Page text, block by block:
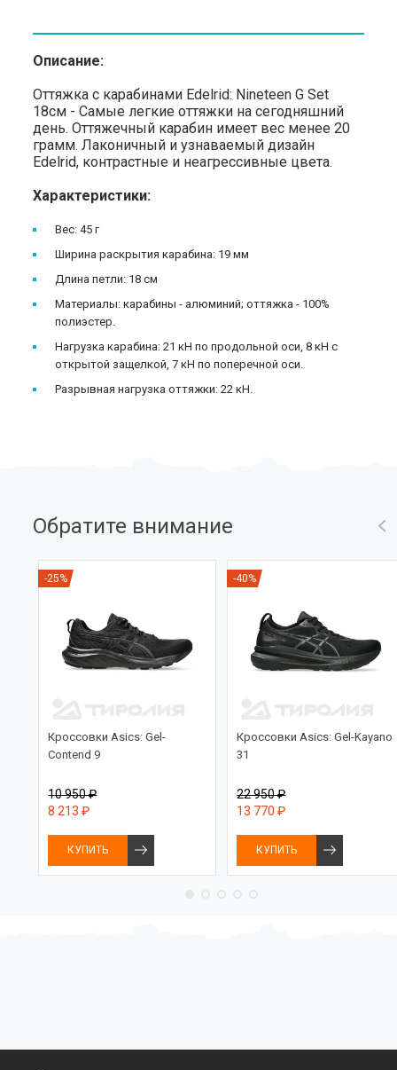
Описание:
Оттяжка с карабинами Edelrid: Nineteen G Set
18см - Самые легкие оттяжки на сегодняшний
день. Оттяжечный карабин имеет вес менее 20
грамм. Лаконичный и узнаваемый дизайн
Edelrid, контрастные и неагрессивные цвета.
Характеристики:
Вес: 45 г
Ширина раскрытия карабина: 19 мм
Длина петли: 18 см
Материалы: карабины - алюминий; оттяжка - 100%
полиэстер.
Нагрузка карабина: 21 кН по продольной оси, 8 кН с
открытой защелкой, 7 кН по поперечной оси.
Разрывная нагрузка оттяжки: 22 кН.
Обратите внимание
-25%
Кроссовки Asics: Gel-
Contend 9
10 950 ₽
8 213 ₽
КУПИТЬ
-40%
Кроссовки Asics: Gel-Kayano
31
22 950 ₽
13 770 ₽
КУПИТЬ